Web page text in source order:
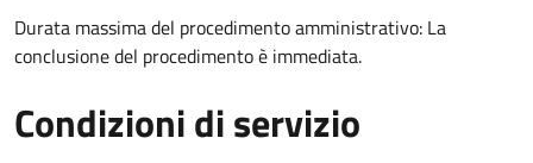
Durata massima del procedimento amministrativo: La
conclusione del procedimento è immediata.
Condizioni di servizio